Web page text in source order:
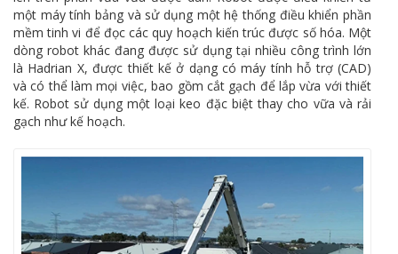
một máy tính bảng và sử dụng một hệ thống điều khiển phần
mềm tinh vi để đọc các quy hoạch kiến trúc được số hóa. Một
dòng robot khác đang được sử dụng tại nhiều công trình lớn
là Hadrian X, được thiết kế ở dạng có máy tính hỗ trợ (CAD)
và có thể làm mọi việc, bao gồm cắt gạch để lắp vừa với thiết
kế. Robot sử dụng một loại keo đặc biệt thay cho vữa và rải
gạch như kế hoạch.